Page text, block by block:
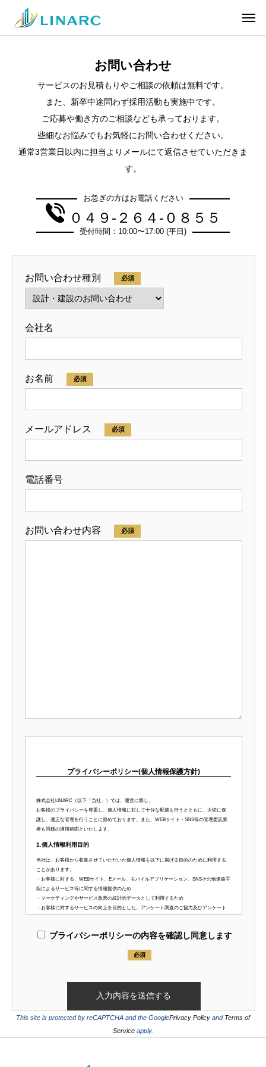
お問い合わせ
サービスのお見積もりやご相談の依頼は無料です。
また、新卒中途問わず採用活動も実施中です。
ご応募や働き方のご相談なども承っております。
些細なお悩みでもお気軽にお問い合わせください。
通常3営業日以内に担当よりメールにて返信させていただきま
す。
お急ぎの方はお電話ください
０４９-２６４-０８５５
受付時間：10:00〜17:00 (平日)
お問い合わせ種別 必須
会社名
お名前 必須
メールアドレス 必須
電話番号
お問い合わせ内容 必須
プライバシーポリシー(個人情報保護方針)
株式会社LINARC（以下「当社」）では、運営に際し、
お客様のプライバシーを尊重し、個人情報に対して十分な配慮を行うとともに、大切に保
護し、適正な管理を行うことに努めております。また、WEBサイト・SNS等の管理委託業
者も同様の適用範囲といたします。
1.個人情報利用目的
当社は、お客様から収集させていただいた個人情報を以下に掲げる目的のために利用する
ことがあります。
・お客様に対する、WEBサイト、Eメール、モバイルアプリケーション、SNSその他連絡手
段によるサービス等に関する情報提供のため
・マーケティングやサービス改善の統計的データとして利用するため
・お客様に対するサービスの向上を目的とした、アンケート調査のご協力及びアンケート
当社は個人情報取得時に、明示した目的の範囲内でのみお客様の個人情報を利用いたしま
更する必要が生じた場合、個人情報を利用する以前に、お客様に対して通知するか、また
けない場合は、お客様の個人情報を当該目的のために利用することはございません。
2.第三者への情報提供
お客様の個人情報は、以下の場合を除き第三者に開示、提供、譲渡することはいたしませ
法的拘束力がある第三者機関からの開示要求
プライバシーポリシーの内容を確認し同意します
必須
This site is protected by reCAPTCHA and the GooglePrivacy Policy and Terms of
Service apply.